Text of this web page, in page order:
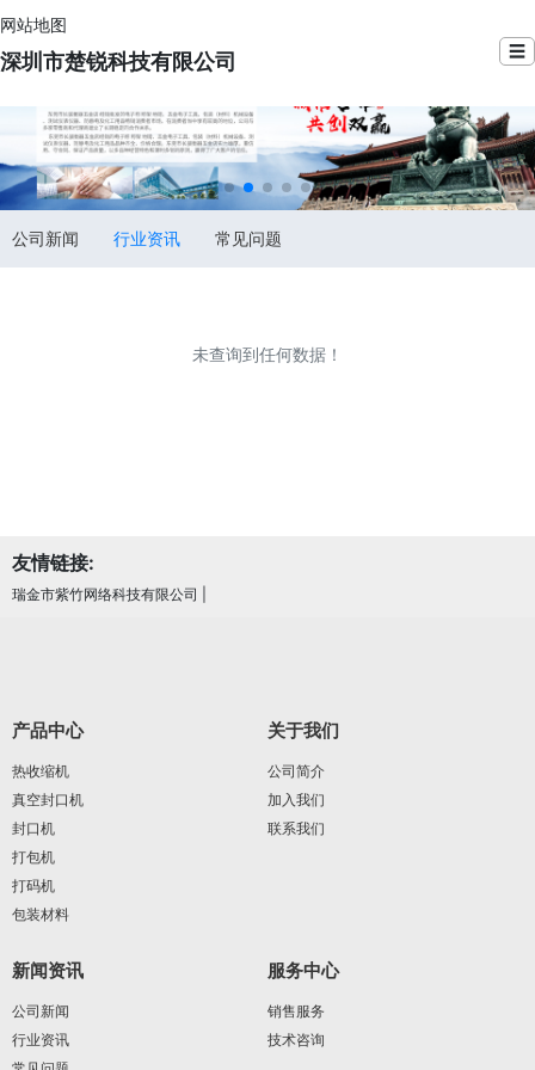
网站地图
深圳市楚锐科技有限公司 ☰
公司新闻 行业资讯 常见问题
未查询到任何数据！
友情链接:
瑞金市紫竹网络科技有限公司
产品中心
热收缩机
真空封口机
封口机
打包机
打码机
包装材料
关于我们
公司简介
加入我们
联系我们
新闻资讯
公司新闻
行业资讯
服务中心
销售服务
技术咨询